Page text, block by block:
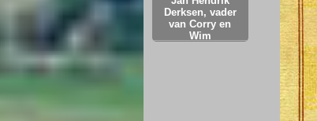
Derksen, vader
van Corry en
Wim